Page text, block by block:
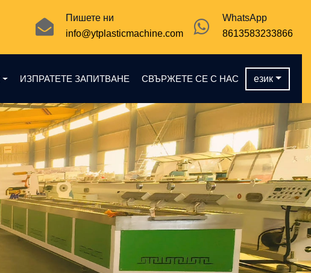
WhatsApp
8613583233866
Пишете ни
info@ytplasticmachine.com
ИЗПРАТЕТЕ ЗАПИТВАНЕ СВЪРЖЕТЕ СЕ С НАС език